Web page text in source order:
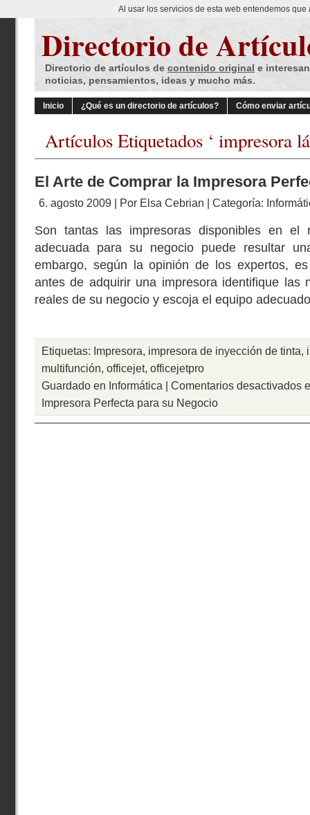
Directorio de
Directorio de artículos de contenido original e
noticias, pensamientos, ideas y mucho más.
Inicio ¿Qué es un directorio de artículos? Cómo enviar
Artículos Etiquetados ‘ impresora
El Arte de Comprar la Impresora
6. agosto 2009 | Por Elsa Cebrian | Categoría:
Son tantas las impresoras disponibles en el
adecuada para su negocio puede resultar
embargo, según la opinión de los expertos,
antes de adquirir una impresora identifique las
reales de su negocio y escoja el equipo
Etiquetas: Impresora, impresora de inyección de tinta,
multifunción, officejet, officejetpro
Guardado en Informática | Comentarios desactivados
Impresora Perfecta para su Negocio
Al usar los servicios de esta web entendemos